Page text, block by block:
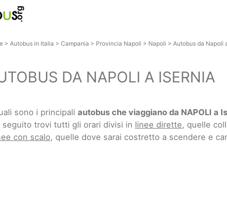
> Autobus in Italia > Campania > Provincia Napoli > Napoli > Autobus da Napoli
DA NAPOLI A ISERNIA
sono i principali autobus che viaggiano da NAPOLI a
seguito trovi tutti gli orari divisi in linee dirette, quelle
con scalo, quelle dove sarai costretto a scendere e